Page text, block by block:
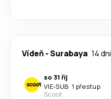
Vídeň-Surabaya 14 dni
so 31 říj
VIE-SUB· 1 přestup
Scoot